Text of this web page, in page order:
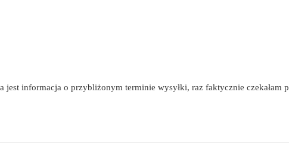
informacja o przybliżonym terminie wysyłki, raz faktycznie czekałam